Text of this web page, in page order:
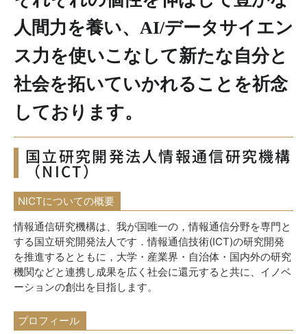
人間力を養い、AI/データサイエン
ス力を使いこなして新たな自分と
社会を拓いていかれることを祈念
しております。
国立研究開発法人情報通信研究機構
（NICT）
NICTについての概要
情報通信研究機構は、我が国唯一の，情報通信分野を専門と
する国立研究開発法人です．情報通信技術(ICT)の研究開発
を推進するとともに，大学・産業界・自治体・国内外の研究
機関などと連携し成果を広く社会に還元すると共に、イノベ
ーションの創出を目指します。
プロフィール